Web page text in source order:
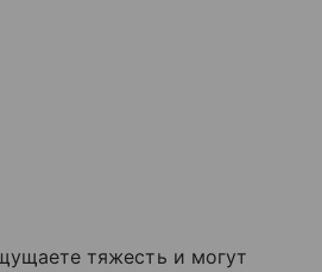
тяжесть и могут